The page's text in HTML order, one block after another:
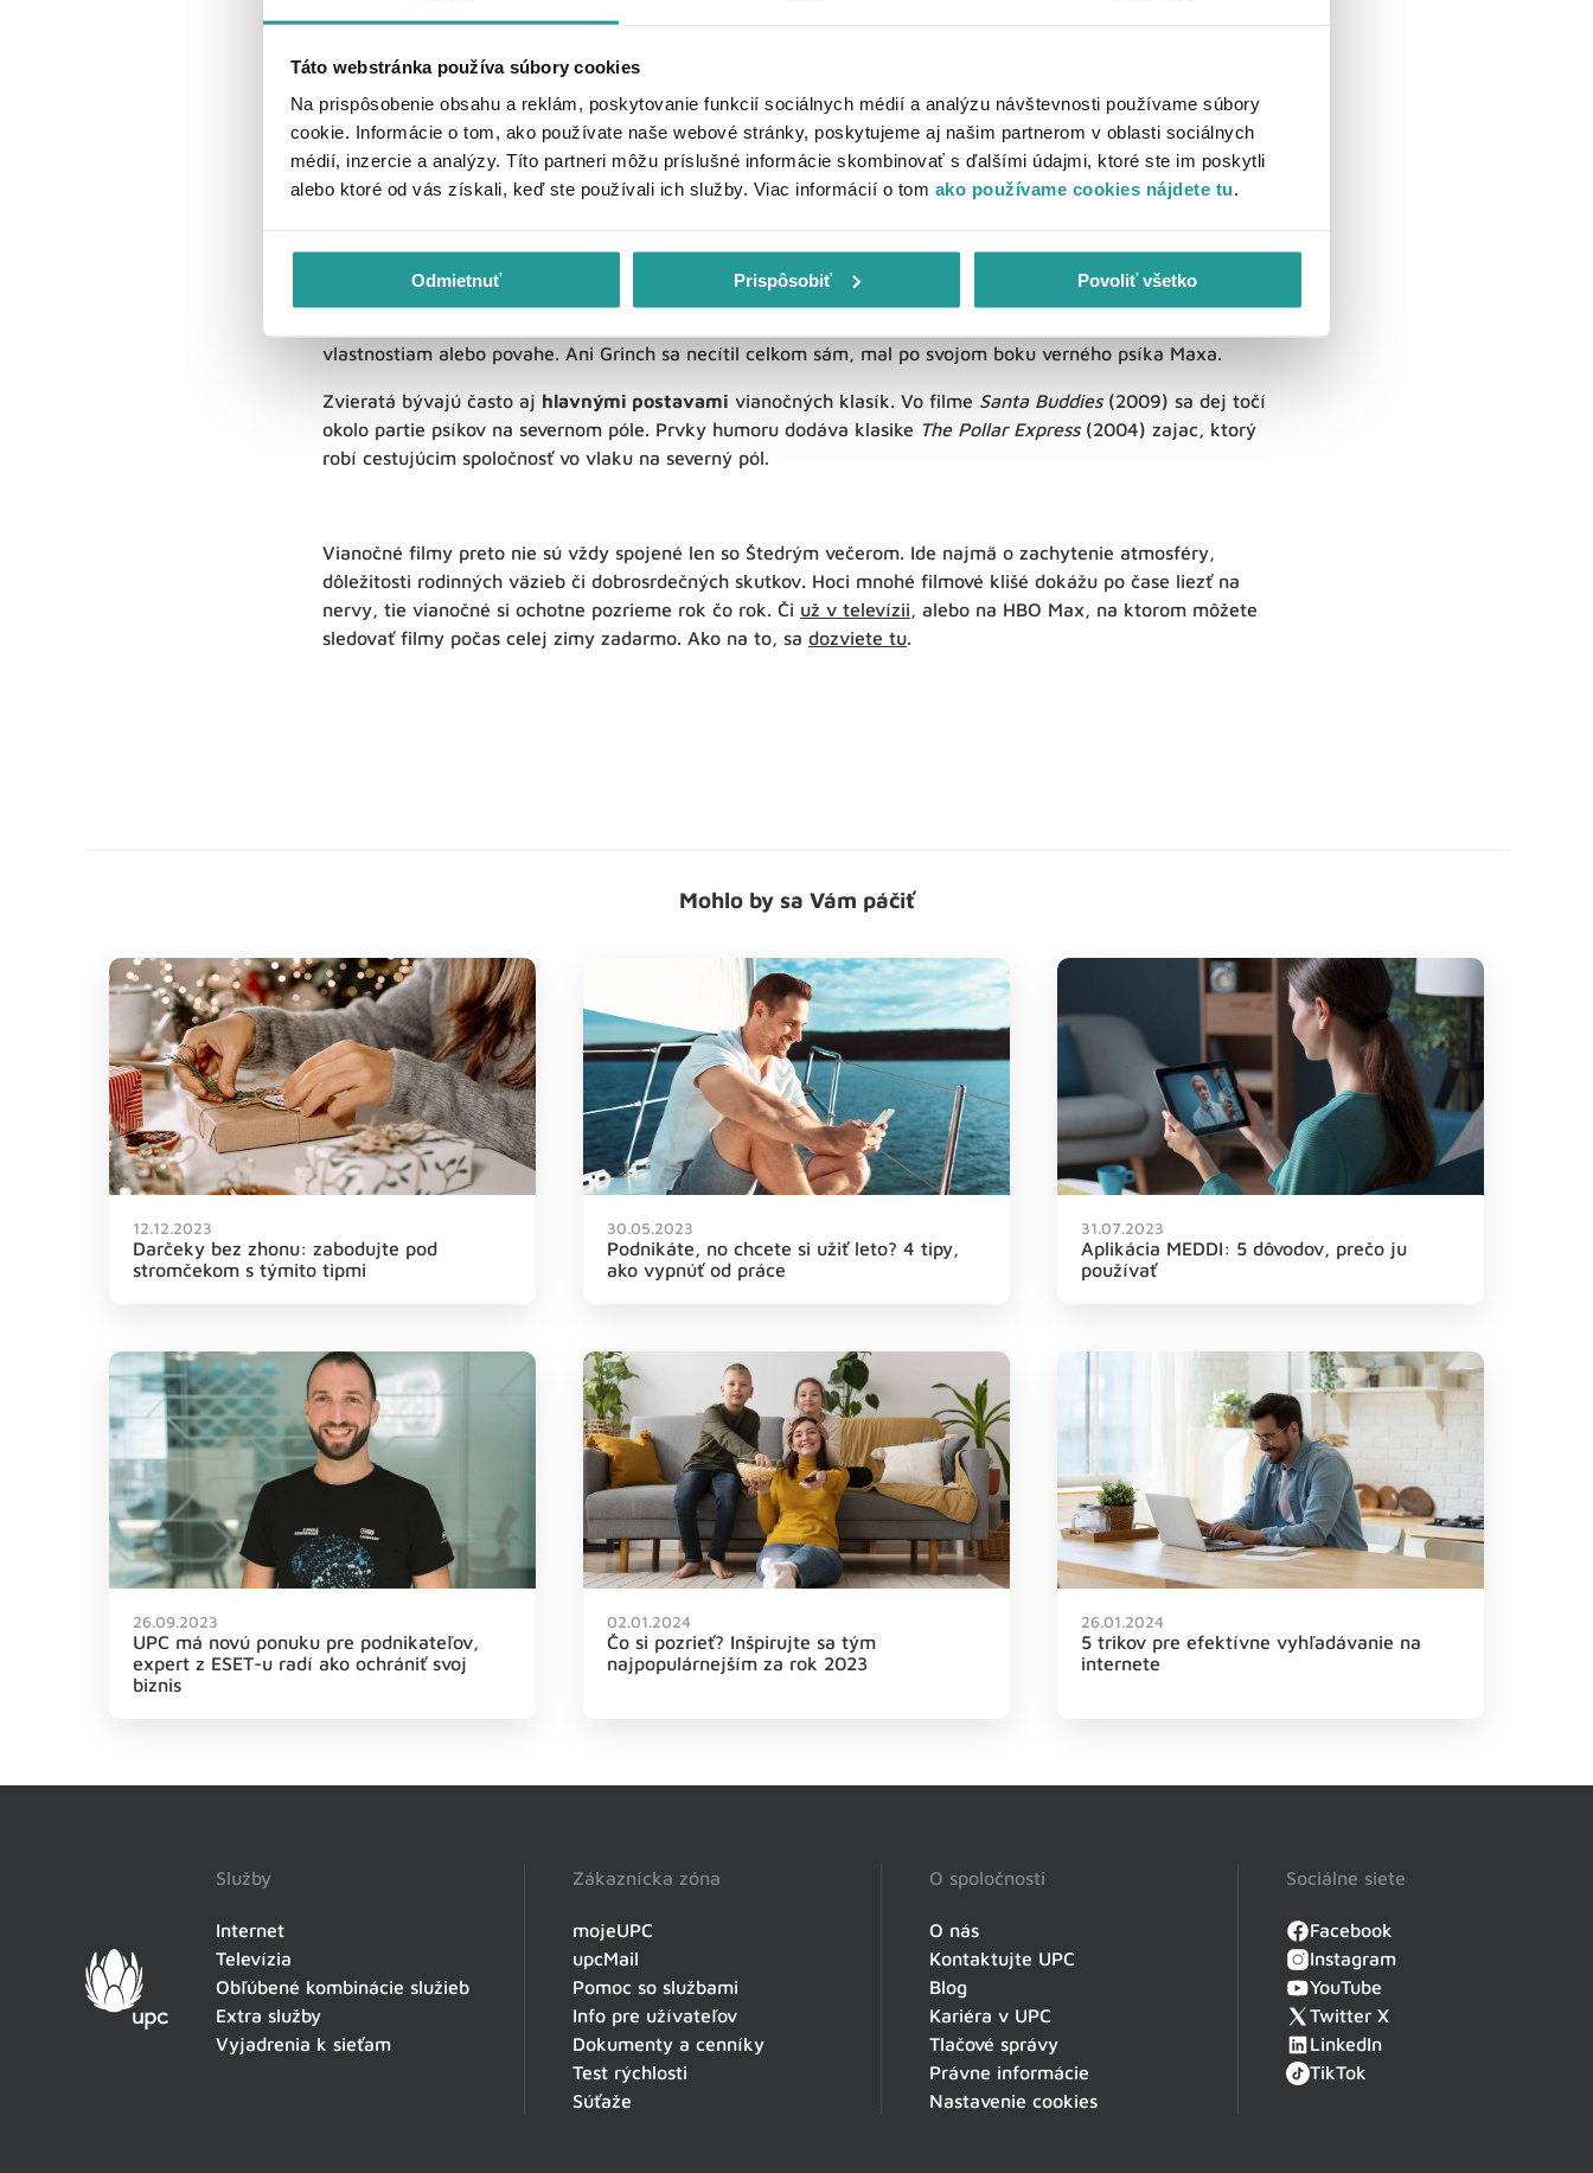
Táto webstránka používa súbory cookies
Na prispôsobenie obsahu a reklám, poskytovanie funkcií sociálnych médií a analýzu návštevnosti používame súbory
cookie. Informácie o tom, ako používate naše webové stránky, poskytujeme aj našim partnerom v oblasti sociálnych
médií, inzercie a analýzy. Títo partneri môžu príslušné informácie skombinovať s ďalšími údajmi, ktoré ste im poskytli
alebo ktoré od vás získali, keď ste používali ich služby. Viac informácií o tom ako používame cookies nájdete tu.
Odmietnuť Prispôsobiť Povoliť všetko
4
Zvieratá často dokážu vidieť (alebo skôr vycítiť) to, čo ľudia nie. Aj preto má hlavná postava po svojom
vlastnostiam alebo povahe. Ani Grinch sa necítil celkom sám, mal po svojom boku verného psíka Maxa.
Zvieratá bývajú často aj hlavnými postavami vianočných klasík. Vo filme Santa Buddies(2009) sa dej točí
okolo partie psíkov na severnom póle. Prvky humoru dodáva klasike The Pollar Express(2004) zajac, ktorý
robí cestujúcim spoločnosť vo vlaku na severný pól.
Vianočné filmy preto nie sú vždy spojené len so Štedrým večerom. Ide najmä o zachytenie atmosféry,
dôležitosti rodinných väzieb či dobrosrdečných skutkov. Hoci mnohé filmové klišé dokážu po čase liezť na
nervy, tie vianočné si ochotne pozrieme rok čo rok. Či už v televízii, alebo na HBO Max, na ktorom môžete
sledovať filmy počas celej zimy zadarmo. Ako na to, sa dozviete tu.
Mohlo by sa Vám páčiť
12.12.2023
Darčeky bez zhonu: zabodujte pod
stromčekom s týmito tipmi
30.05.2023
Podnikáte, no chcete si užiť leto? 4 tipy,
ako vypnúť od práce
31.07.2023
Aplikácia MEDDI: 5 dôvodov, prečo ju
používať
26.09.2023
UPC má novú ponuku pre podnikateľov,
expert z ESET-u radí ako ochrániť svoj
biznis
02.01.2024
Čo si pozrieť? Inšpirujte sa tým
najpopulárnejším za rok 2023
26.01.2024
5 trikov pre efektívne vyhľadávanie na
internete
Služby
Internet
Televízia
Obľúbené kombinácie služieb
Extra služby
Vyjadrenia k sieťam
Zákaznícka zóna
mojeUPC
upcMail
Pomoc so službami
Info pre užívateľov
Dokumenty a cenníky
Test rýchlosti
Súťaže
O spoločnosti
O nás
Kontaktujte UPC
Blog
Kariéra v UPC
Tlačové správy
Právne informácie
Nastavenie cookies
Sociálne siete
Facebook
Instagram
YouTube
Twitter X
LinkedIn
TikTok